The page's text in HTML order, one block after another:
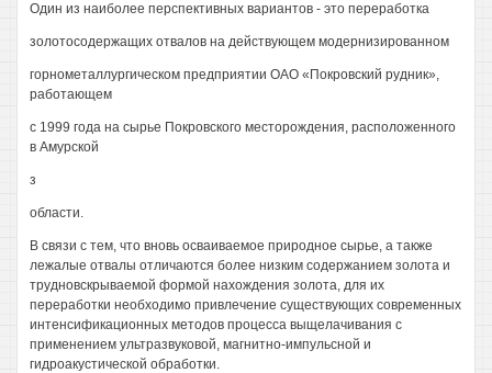
Один из наиболее перспективных вариантов - это переработка
золотосодержащих отвалов на действующем модернизированном
горнометаллургическом предприятии ОАО «Покровский рудник»,
работающем
с 1999 года на сырье Покровского месторождения, расположенного
в Амурской
з
области.
В связи с тем, что вновь осваиваемое природное сырье, а также
лежалые отвалы отличаются более низким содержанием золота и
трудновскрываемой формой нахождения золота, для их
переработки необходимо привлечение существующих современных
интенсификационных методов процесса выщелачивания с
применением ультразвуковой, магнитно-импульсной и
гидроакустической обработки.